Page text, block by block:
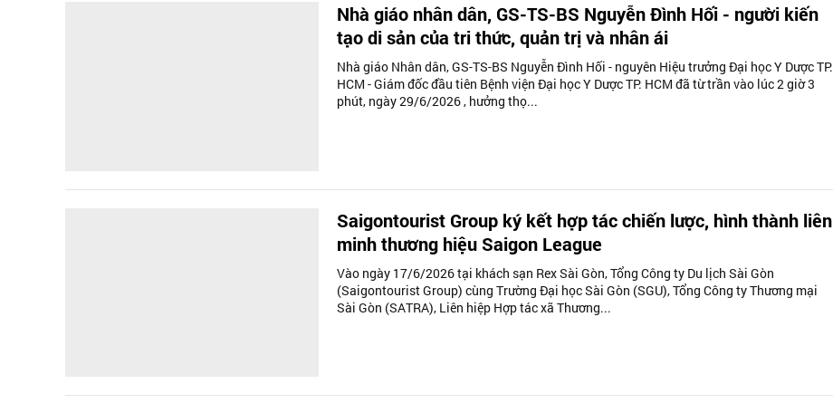
Nhà giáo nhân dân, GS-TS-BS Nguyễn Đình Hối - người kiến
tạo di sản của tri thức, quản trị và nhân ái
Nhà giáo Nhân dân, GS-TS-BS Nguyễn Đình Hối - nguyên Hiệu trưởng Đại học Y Dược TP.
HCM - Giám đốc đầu tiên Bệnh viện Đại học Y Dược TP. HCM đã từ trần vào lúc 2 giờ 3
phút, ngày 29/6/2026 , hưởng thọ...
Saigontourist Group ký kết hợp tác chiến lược, hình thành liên
minh thương hiệu Saigon League
Vào ngày 17/6/2026 tại khách sạn Rex Sài Gòn, Tổng Công ty Du lịch Sài Gòn
(Saigontourist Group) cùng Trường Đại học Sài Gòn (SGU), Tổng Công ty Thương mại
Sài Gòn (SATRA), Liên hiệp Hợp tác xã Thương...